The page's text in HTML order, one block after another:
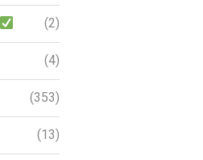
(2)
(4)
(353)
(13)